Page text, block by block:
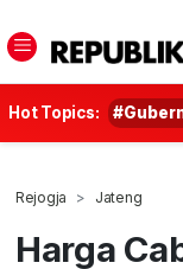
Hot Topics:
Rejogja Jateng
Harga